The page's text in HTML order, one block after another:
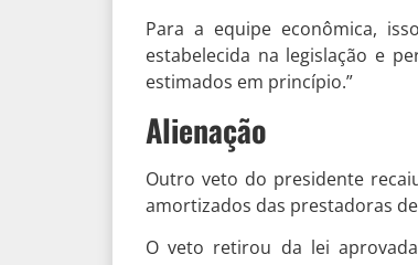
Para a equipe econômica,
estabelecida na legislação e
estimados em princípio.”
Alienação
Outro veto do presidente
amortizados das prestadoras
O veto retirou da lei